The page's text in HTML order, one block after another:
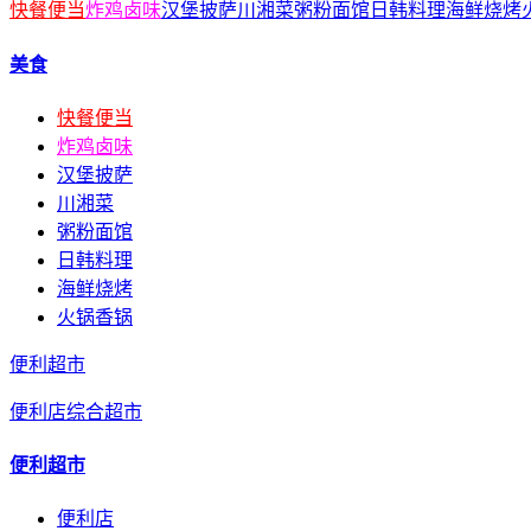
快餐便当炸鸡卤味汉堡披萨川湘菜粥粉面馆 日韩料理海鲜烧烤
美食
快餐便当
炸鸡卤味
汉堡披萨
川湘菜
粥粉面馆
日韩料理
海鲜烧烤
火锅香锅
便利超市
便利店综合超市
便利超市
便利店